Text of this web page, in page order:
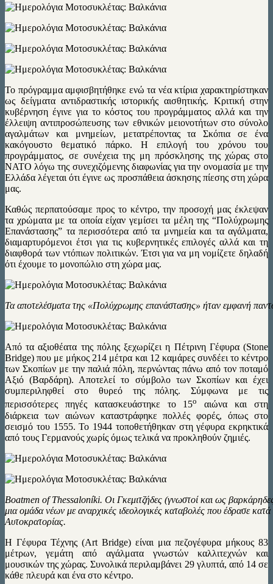
Το πρόγραμμα αμφισβητήθηκε ενώ τα νέα κτίρια χαρακτηρίστηκαν
ως δείγματα αντιδραστικής ιστορικής αισθητικής. Κριτική στην
κυβέρνηση έγινε για το κόστος του προγράμματος αλλά και την
έλλειψη αντιπροσώπευσης των εθνικών μειονοτήτων στο σύνολο
αγαλμάτων και μνημείων, μετατρέποντας τα Σκόπια σε ένα
κακόγουστο θεματικό πάρκο. Η επιλογή του χρόνου του
προγράμματος, σε συνέχεια της μη πρόσκλησης της χώρας στο
ΝΑΤΟ λόγω της συνεχιζόμενης διαφωνίας για την ονομασία με την
Ελλάδα λέγεται ότι έγινε ως προσπάθεια άσκησης πίεσης στη χώρα
μας.
Καθώς περπατούσαμε προς το κέντρο, την προσοχή μας έκλεψαν
τα χρώματα με τα οποία είχαν γεμίσει τα μέλη της “Πολύχρωμης
Επανάστασης” τα περισσότερα από τα μνημεία και τα αγάλματα,
διαμαρτυρόμενοι έτσι για τις κυβερνητικές επιλογές αλλά και τη
διαφθορά των ντόπιων πολιτικών. Έτσι για να μη νομίζετε δηλαδή
ότι έχουμε το μονοπώλιο στη χώρα μας.
Τα αποτελέσματα της «Πολύχρωμης επανάστασης» ήταν εμφανή
Από τα αξιοθέατα της πόλης ξεχωρίζει η Πέτρινη Γέφυρα (Stone
Bridge) που με μήκος 214 μέτρα και 12 καμάρες συνδέει το κέντρο
των Σκοπίων με την παλιά πόλη, περνώντας πάνω από τον ποταμό
Αξιό (Βαρδάρη). Αποτελεί το σύμβολο των Σκοπίων και έχει
συμπεριληφθεί στο θυρεό της πόλης. Σύμφωνα με τις
περισσότερες πηγές κατασκευάστηκε το 15ο
αιώνα και στη
διάρκεια των αιώνων καταστράφηκε πολλές φορές, όπως στο
σεισμό του 1555. Το 1944 τοποθετήθηκαν στη γέφυρα εκρηκτικά
από τους Γερμανούς χωρίς όμως τελικά να προκληθούν ζημιές.
Boatmen of Thessaloníki. Οι Γκεμιτζήδες (γνωστοί και ως
μια ομάδα νέων με αναρχικές ιδεολογικές καταβολές που έδρασε
Αυτοκρατορίας.
Η Γέφυρα Τέχνης (Art Bridge) είναι μια πεζογέφυρα μήκους 83
μέτρων, γεμάτη από αγάλματα γνωστών καλλιτεχνών και
μουσικών της χώρας. Συνολικά περιλαμβάνει 29 γλυπτά, από 14 σε
κάθε πλευρά και ένα στο κέντρο.